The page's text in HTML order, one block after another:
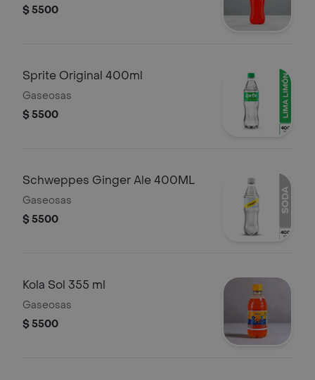
$ 5500
Sprite Original 400ml
Gaseosas
$ 5500
Schweppes Ginger Ale 400ML
Gaseosas
$ 5500
Kola Sol 355 ml
Gaseosas
$ 5500